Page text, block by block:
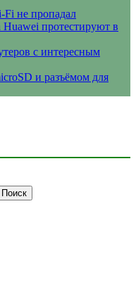
Fi не пропадал
протестируют в
с интересным
и разъёмом для